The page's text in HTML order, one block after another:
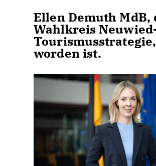
Ellen Demuth
Wahlkreis
worden ist.